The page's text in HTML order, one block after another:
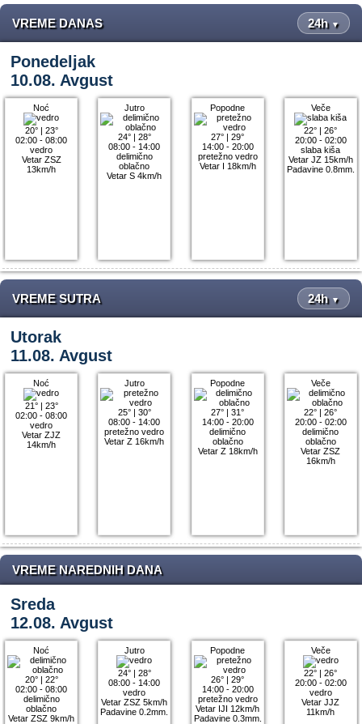
VREME DANAS 24h ▼
Ponedeljak
10.08. Avgust
Noć
20°| 23°
02:00 - 08:00
vedro
Vetar ZSZ
13km/h
Jutro
24°| 28°
08:00 - 14:00
delimično
oblačno
Vetar S 4km/h
Popodne
27° |29°
14:00 - 20:00
pretežno vedro
Vetar I 18km/h
Veče
22° |26°
20:00 - 02:00
slaba kiša
Vetar JZ 15km/h
Padavine 0.8mm.
VREME SUTRA 24h ▼
Utorak
11.08. Avgust
Noć
21°| 23°
02:00 - 08:00
vedro
Vetar ZJZ
14km/h
Jutro
25°| 30°
08:00 - 14:00
pretežno vedro
Vetar Z 16km/h
Popodne
27° |31°
14:00 - 20:00
delimično
oblačno
Vetar Z 18km/h
Veče
22° |26°
20:00 - 02:00
delimično
oblačno
Vetar ZSZ
16km/h
VREME NAREDNIH DANA
Sreda
12.08. Avgust
Noć
20°| 22°
02:00 - 08:00
delimično
oblačno
Vetar ZSZ 9km/h
Jutro
24°| 28°
08:00 - 14:00
vedro
Vetar ZSZ 5km/h
Padavine 0.2mm.
Popodne
26° |29°
14:00 - 20:00
pretežno vedro
Vetar IJI 12km/h
Padavine 0.3mm.
Veče
22° |26°
20:00 - 02:00
vedro
Vetar JJZ
11km/h